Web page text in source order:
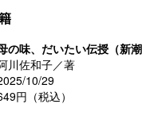
の味、だいたい伝授（新潮
川佐和子／著
10/29
円（税込）